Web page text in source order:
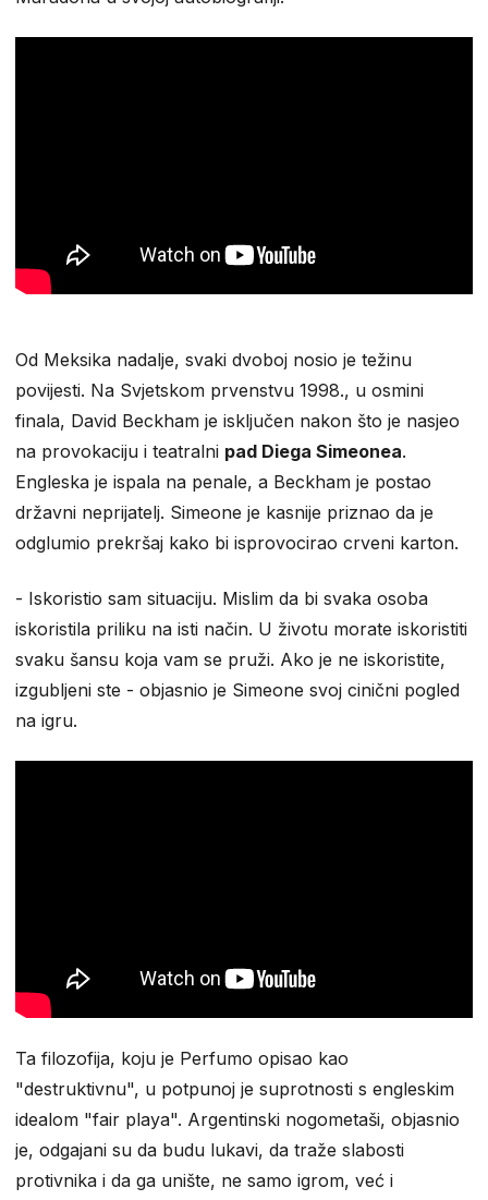
Od Meksika nadalje, svaki dvoboj nosio je težinu
povijesti. Na Svjetskom prvenstvu 1998., u osmini
finala, David Beckham je isključen nakon što je nasjeo
na provokaciju i teatralni pad Diega Simeonea.
Engleska je ispala na penale, a Beckham je postao
državni neprijatelj. Simeone je kasnije priznao da je
odglumio prekršaj kako bi isprovocirao crveni karton.
- Iskoristio sam situaciju. Mislim da bi svaka osoba
iskoristila priliku na isti način. U životu morate iskoristiti
svaku šansu koja vam se pruži. Ako je ne iskoristite,
izgubljeni ste - objasnio je Simeone svoj cinični pogled
na igru.
Ta filozofija, koju je Perfumo opisao kao
"destruktivnu", u potpunoj je suprotnosti s engleskim
idealom "fair playa". Argentinski nogometaši, objasnio
je, odgajani su da budu lukavi, da traže slabosti
protivnika i da ga unište, ne samo igrom, već i